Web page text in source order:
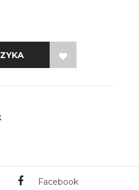
WISH LIST
Facebook